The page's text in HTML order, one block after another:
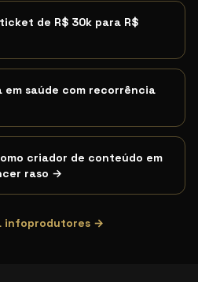
de R$ 30k para R$
em saúde com recorrência
criador de conteúdo em
raso →
infoprodutores →